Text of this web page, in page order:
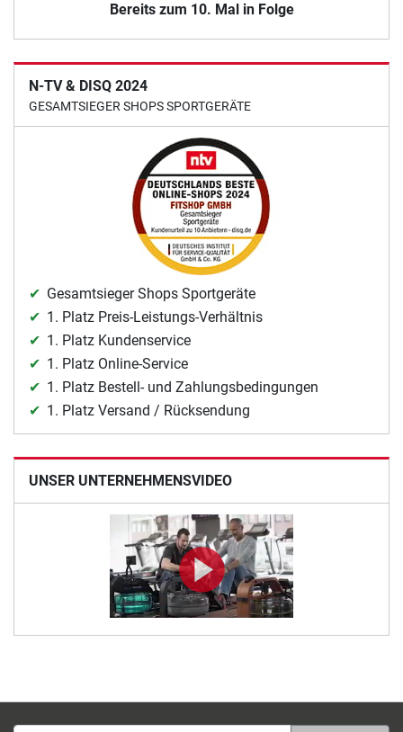
Bereits zum 10. Mal in Folge
N-TV & DISQ 2024
GESAMTSIEGER SHOPS SPORTGERÄTE
Gesamtsieger Shops Sportgeräte
1. Platz Preis-Leistungs-Verhältnis
1. Platz Kundenservice
1. Platz Online-Service
1. Platz Bestell- und Zahlungsbedingungen
1. Platz Versand / Rücksendung
UNSER UNTERNEHMENSVIDEO